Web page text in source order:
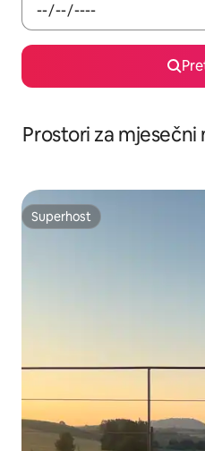
Prostori za mjesečni
Superhost
Superhost